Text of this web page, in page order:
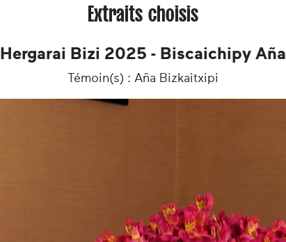
Extraits choisis
Hergarai Bizi 2025 - Biscaichipy Aña
Témoin(s) : Aña Bizkaitxipi